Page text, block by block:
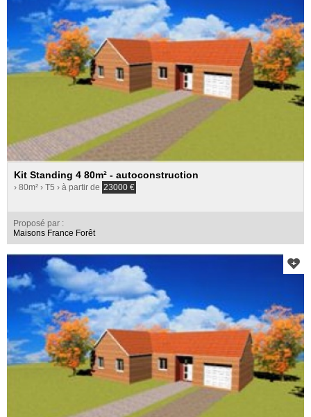
Kit Standing 4 80m² - autoconstruction
› 80m² › T5 › à partir de 23000 €
Proposé par :
Maisons France Forêt